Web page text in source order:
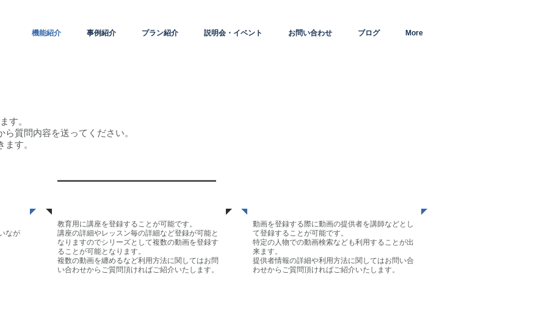
機能紹介 事例紹介 プラン紹介 説明会・イベント お問い合わせ ブログ More
動画を登録する際に動画の提供者を講師などとし
て登録することが可能です。
特定の人物での動画検索なども利用することが出
来ます。
提供者情報の詳細や利用方法に関してはお問い合
わせからご質問頂ければご紹介いたします。
教育用に講座を登録することが可能です。
講座の詳細やレッスン毎の詳細など登録が可能と
なりますのでシリーズとして複数の動画を登録す
ることが可能となります。
複数の動画を纏めるなど利用方法に関してはお問
い合わせからご質問頂ければご紹介いたします。
なが
す。
質問内容を送ってください。
す。